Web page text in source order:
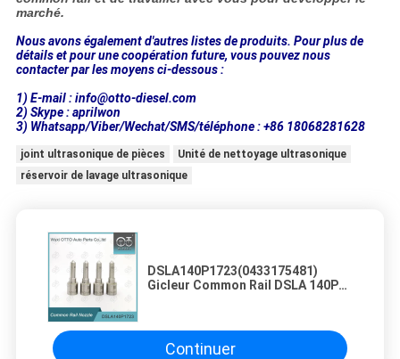
marché.
Nous avons également d'autres listes de produits. Pour plus de
détails et pour une coopération future, vous pouvez nous
contacter par les moyens ci-dessous :
1) E-mail : info@otto-diesel.com
2) Skype : aprilwon
3) Whatsapp/Viber/Wechat/SMS/téléphone : +86 18068281628
joint ultrasonique de pièces
Unité de nettoyage ultrasonique
réservoir de lavage ultrasonique
DSLA140P1723(0433175481)
Gicleur Common Rail DSLA 140P
Continuer